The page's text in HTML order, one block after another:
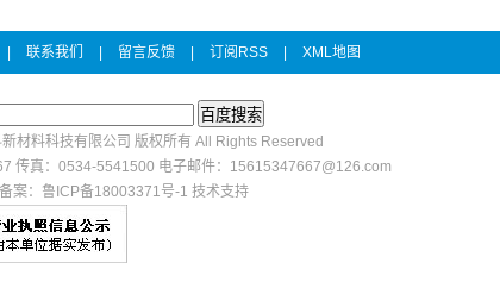
联系我们 留言反馈 订阅RSS XML地图
材料科技有限公司 版权所有 All Rights Reserved
传真：0534-5541500 电子邮件：15615347667@126.com
案：鲁ICP备18003371号-1 技术支持